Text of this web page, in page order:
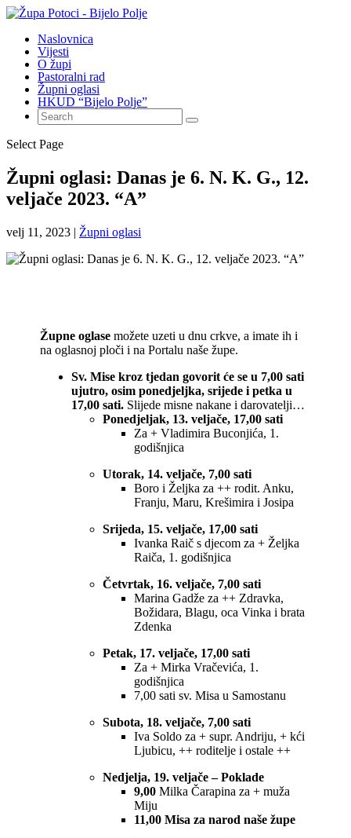
Naslovnica
Vijesti
O župi
Pastoralni rad
Župni oglasi
HKUD “Bijelo Polje”
Select Page
Župni oglasi: Danas je 6. N. K. G., 12.
veljače 2023. “A”
velj 11, 2023 | Župni oglasi
Župne oglase možete uzeti u dnu crkve, a imate ih i
na oglasnoj ploči i na Portalu naše župe.
Sv. Mise kroz tjedan govorit će se u 7,00 sati
ujutro, osim ponedjeljka, srijede i petka u
17,00 sati. Slijede misne nakane i darovatelji…
Ponedjeljak, 13. veljače, 17,00 sati
Za + Vladimira Buconjića, 1.
godišnjica
Utorak, 14. veljače, 7,00 sati
Boro i Željka za ++ rodit. Anku,
Franju, Maru, Krešimira i Josipa
Srijeda, 15. veljače, 17,00 sati
Ivanka Raič s djecom za + Željka
Raiča, 1. godišnjica
Četvrtak, 16. veljače, 7,00 sati
Marina Gadže za ++ Zdravka,
Božidara, Blagu, oca Vinka i brata
Zdenka
Petak, 17. veljače, 17,00 sati
Za + Mirka Vračevića, 1.
godišnjica
7,00 sati sv. Misa u Samostanu
Subota, 18. veljače, 7,00 sati
Iva Soldo za + supr. Andriju, + kći
Ljubicu, ++ roditelje i ostale ++
Nedjelja, 19. veljače – Poklade
9,00 Milka Čarapina za + muža
Miju
11,00 Misa za narod naše župe